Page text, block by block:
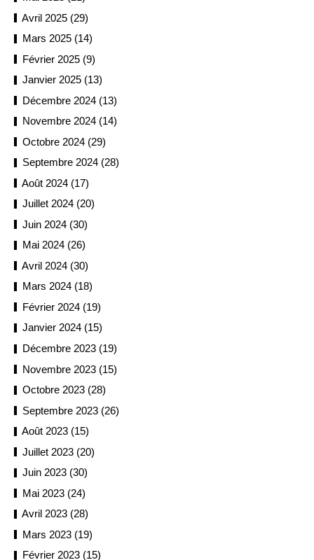
Avril 2025 (29)
Mars 2025 (14)
Février 2025 (9)
Janvier 2025 (13)
Décembre 2024 (13)
Novembre 2024 (14)
Octobre 2024 (29)
Septembre 2024 (28)
Août 2024 (17)
Juillet 2024 (20)
Juin 2024 (30)
Mai 2024 (26)
Avril 2024 (30)
Mars 2024 (18)
Février 2024 (19)
Janvier 2024 (15)
Décembre 2023 (19)
Novembre 2023 (15)
Octobre 2023 (28)
Septembre 2023 (26)
Août 2023 (15)
Juillet 2023 (20)
Juin 2023 (30)
Mai 2023 (24)
Avril 2023 (28)
Mars 2023 (19)
Février 2023 (15)